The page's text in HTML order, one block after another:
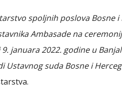
spoljnih poslova Bosne
Ambasade na
januara 2022. godine u
Ustavnog suda Bosne i